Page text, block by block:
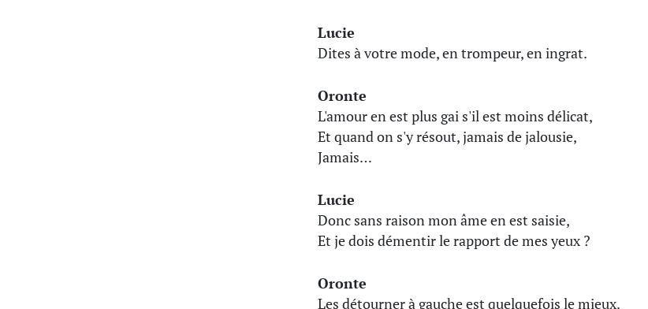
Lucie
Dites à votre mode, en trompeur, en ingrat.
Oronte
L'amour en est plus gai s'il est moins délicat,
Et quand on s'y résout, jamais de jalousie,
Jamais…
Lucie
Donc sans raison mon âme en est saisie,
Et je dois démentir le rapport de mes yeux ?
Oronte
Les détourner à gauche est quelquefois le mieux.